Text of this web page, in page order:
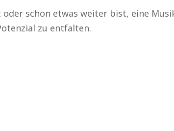
schon etwas weiter bist, eine
zu entfalten.